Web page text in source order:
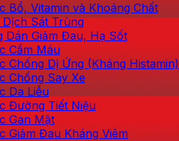
Bổ, Vitamin và Khoáng Chất
Dịch Sát Trùng
Dán Giảm Đau, Hạ Sốt
Cầm Máu
Chống Dị Ứng (Kháng Histamin)
Chống Say Xe
Da Liễu
Đường Tiết Niệu
Gan Mật
Giảm Đau Kháng Viêm